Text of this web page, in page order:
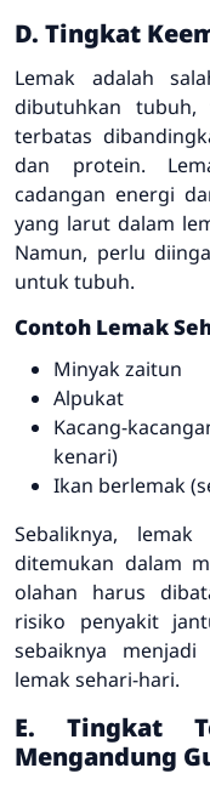
D. Tingkat
Lemak adalah
dibutuhkan
terbatas
dan protein.
cadangan energi
yang larut dalam
Namun, perlu
untuk tubuh.
Contoh Lemak
Minyak zaitun
Alpukat
Kacang-
kenari)
Ikan berlemak
Sebaliknya,
ditemukan dalam
olahan harus
risiko penyakit
sebaiknya
lemak sehari-hari.
E. Tingkat
Mengandung